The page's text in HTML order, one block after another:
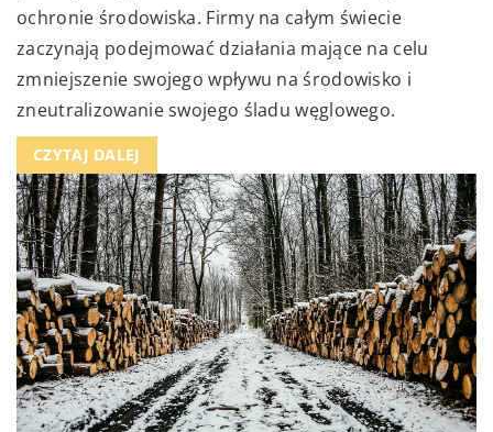
ochronie środowiska. Firmy na całym świecie
zaczynają podejmować działania mające na celu
zmniejszenie swojego wpływu na środowisko i
zneutralizowanie swojego śladu węglowego.
CZYTAJ DALEJ